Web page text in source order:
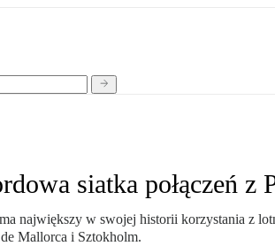
siatka połączeń
ma największy w swojej historii korzystania z
Mallorca i Sztokholm.